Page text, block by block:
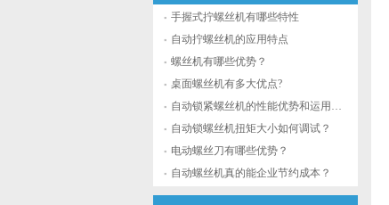
手握式拧螺丝机有哪些特性
自动拧螺丝机的应用特点
螺丝机有哪些优势？
桌面螺丝机有多大优点?
自动锁紧螺丝机的性能优势和运用流程
自动锁螺丝机扭矩大小如何调试？
电动螺丝刀有哪些优势？
自动螺丝机真的能企业节约成本？